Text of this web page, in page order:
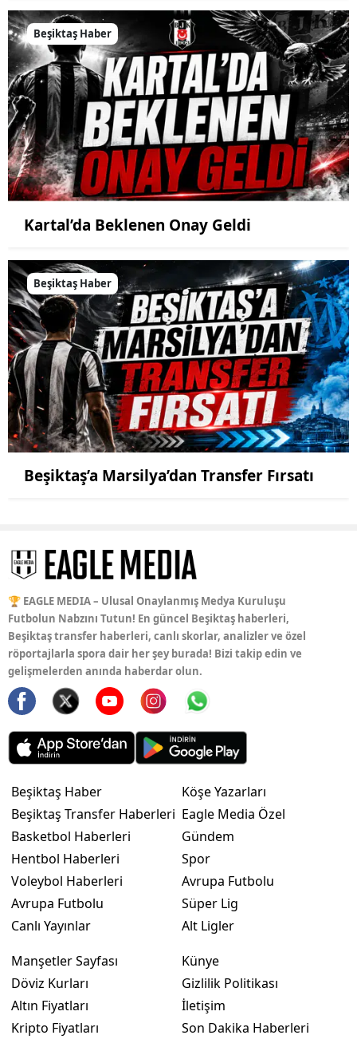
Beşiktaş Haber
Kartal’da Beklenen Onay Geldi
Beşiktaş Haber
Beşiktaş’a Marsilya’dan Transfer Fırsatı
🏆 EAGLE MEDIA – Ulusal Onaylanmış Medya Kuruluşu
Futbolun Nabzını Tutun! En güncel Beşiktaş haberleri,
Beşiktaş transfer haberleri, canlı skorlar, analizler ve özel
röportajlarla spora dair her şey burada! Bizi takip edin ve
gelişmelerden anında haberdar olun.
Beşiktaş Haber
Beşiktaş Transfer Haberleri
Basketbol Haberleri
Hentbol Haberleri
Voleybol Haberleri
Avrupa Futbolu
Canlı Yayınlar
Köşe Yazarları
Eagle Media Özel
Gündem
Spor
Avrupa Futbolu
Süper Lig
Alt Ligler
Manşetler Sayfası
Döviz Kurları
Altın Fiyatları
Kripto Fiyatları
Künye
Gizlilik Politikası
İletişim
Son Dakika Haberleri